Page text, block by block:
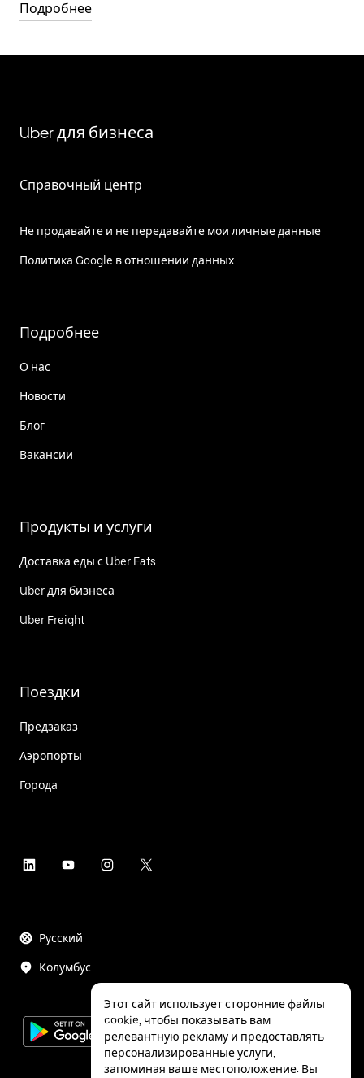
Подробнее
Uber для бизнеса
Справочный центр
Не продавайте и не передавайте мои личные данные
Политика Google в отношении данных
Подробнее
О нас
Новости
Блог
Вакансии
Продукты и услуги
Доставка еды с Uber Eats
Uber для бизнеса
Uber Freight
Поездки
Предзаказ
Аэропорты
Города
Русский
Колумбус
Этот сайт использует сторонние файлы
cookie, чтобы показывать вам
релевантную рекламу и предоставлять
персонализированные услуги,
запоминая ваше местоположение. Вы